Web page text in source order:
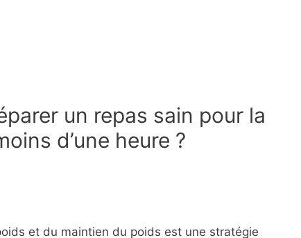
un repas sain pour la
d’une heure ?
et du maintien du poids est une stratégie